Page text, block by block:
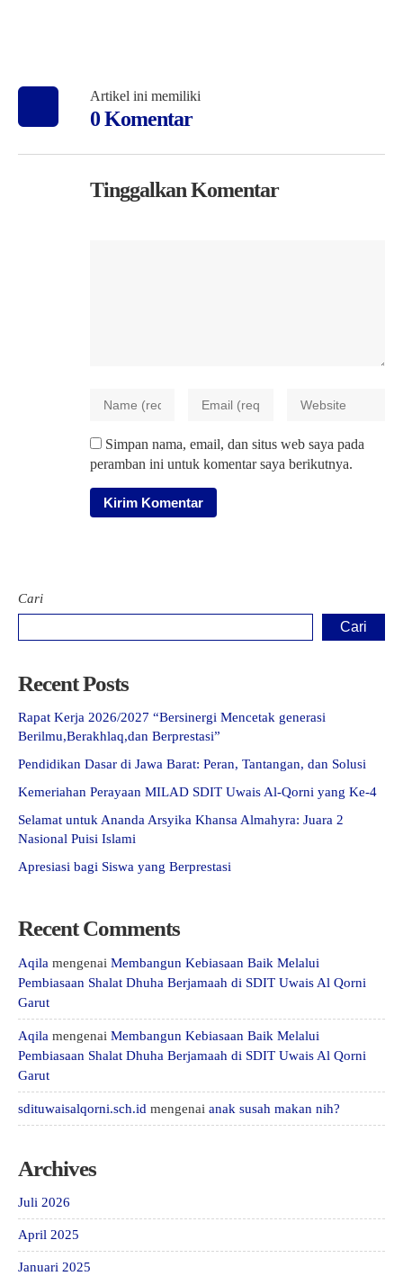
Artikel ini memiliki
0 Komentar
Tinggalkan Komentar
Simpan nama, email, dan situs web saya pada
peramban ini untuk komentar saya berikutnya.
Cari
Cari
Recent Posts
Rapat Kerja 2026/2027 “Bersinergi Mencetak generasi
Berilmu,Berakhlaq,dan Berprestasi”
Pendidikan Dasar di Jawa Barat: Peran, Tantangan, dan Solusi
Kemeriahan Perayaan MILAD SDIT Uwais Al-Qorni yang Ke-4
Selamat untuk Ananda Arsyika Khansa Almahyra: Juara 2
Nasional Puisi Islami
Apresiasi bagi Siswa yang Berprestasi
Recent Comments
Aqila mengenai Membangun Kebiasaan Baik Melalui
Pembiasaan Shalat Dhuha Berjamaah di SDIT Uwais Al Qorni
Garut
Aqila mengenai Membangun Kebiasaan Baik Melalui
Pembiasaan Shalat Dhuha Berjamaah di SDIT Uwais Al Qorni
Garut
sdituwaisalqorni.sch.id mengenai anak susah makan nih?
Archives
Juli 2026
April 2025
Januari 2025